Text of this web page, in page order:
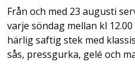
Från och med 23 augusti
varje söndag mellan kl
härlig saftig stek med
sås, pressgurka, gelé och